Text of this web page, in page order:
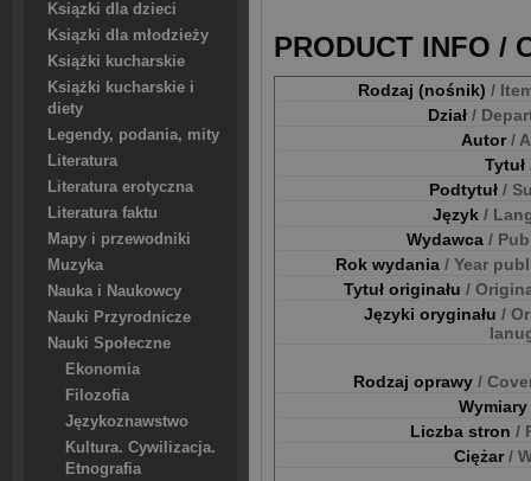
Ksiązki dla dzieci
Ksiązki dla młodzieży
Książki kucharskie
Książki kucharskie i
diety
Legendy, podania, mity
Literatura
Literatura erotyczna
Literatura faktu
Mapy i przewodniki
Muzyka
Nauka i Naukowcy
Nauki Przyrodnicze
Nauki Społeczne
Ekonomia
Filozofia
Językoznawstwo
Kultura. Cywilizacja.
Etnografia
PRODUCT INFO /
Rodzaj (nośnik) /
Dział /
Autor/
Tytuł
Podtytuł /
Język /
Wydawca /
Rok wydania / Year
Tytuł originału /
Języki oryginału /
Rodzaj oprawy /
Wymiary
Liczba stron /
Ciężar/